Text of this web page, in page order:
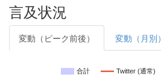
言及状況
変動（ピーク前後） 変動（月別）
合計 Twitter (通常)